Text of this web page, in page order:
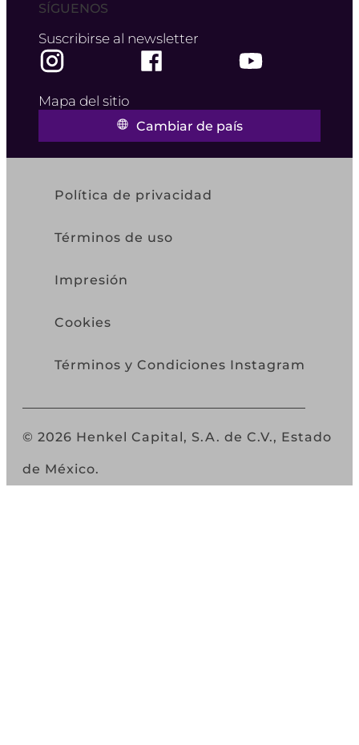
SÍGUENOS
Suscribirse al newsletter
Mapa del sitio
Cambiar de país
Política de privacidad
Términos de uso
Impresión
Cookies
Términos y Condiciones Instagram
© 2026 Henkel Capital, S.A. de C.V., Estado
de México.